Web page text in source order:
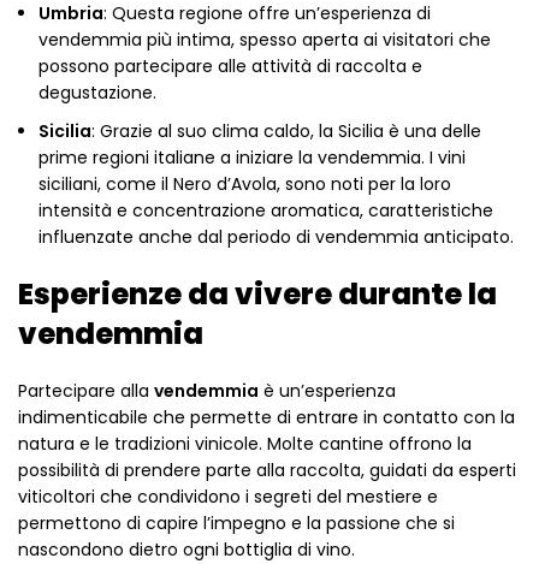
Umbria: Questa regione offre un’esperienza di
vendemmia più intima, spesso aperta ai visitatori che
possono partecipare alle attività di raccolta e
degustazione.
Sicilia: Grazie al suo clima caldo, la Sicilia è una delle
prime regioni italiane a iniziare la vendemmia. I vini
siciliani, come il Nero d’Avola, sono noti per la loro
intensità e concentrazione aromatica, caratteristiche
influenzate anche dal periodo di vendemmia anticipato.
Esperienze da vivere durante la
vendemmia
Partecipare alla vendemmia è un’esperienza
indimenticabile che permette di entrare in contatto con la
natura e le tradizioni vinicole. Molte cantine offrono la
possibilità di prendere parte alla raccolta, guidati da esperti
viticoltori che condividono i segreti del mestiere e
permettono di capire l’impegno e la passione che si
nascondono dietro ogni bottiglia di vino.